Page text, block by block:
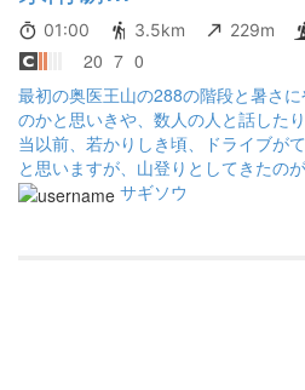
01:00 3.5km 229m
20 7 0
最初の奥医王山の288の階段と暑さにやられ
のかと思いきや、数人の人と話したり
当以前、若かりしき頃、ドライブが
と思いますが、山登りとしてきたの
ために本日登頂しました。
サギソウ